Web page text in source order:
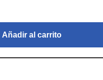
Añadir al carrito